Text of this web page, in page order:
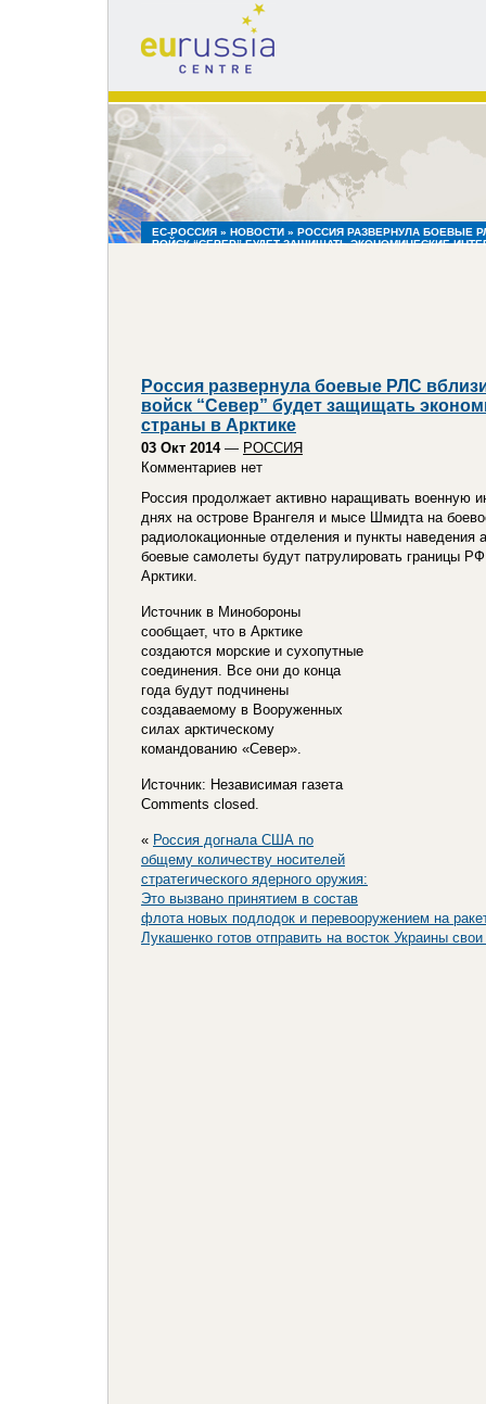
eurussia
centre
ЕС-РОССИЯ » НОВОСТИ » РОССИЯ РАЗВЕРНУЛА БОЕВЫЕ
ВОЙСК “СЕВЕР” БУДЕТ ЗАЩИЩАТЬ ЭКОНОМИЧЕСКИЕ
Россия развернула боевые РЛС
войск “Север” будет защищать
страны в Арктике
03 Окт 2014— РОССИЯ
Комментариев нет
Россия продолжает активно наращивать военную
днях на острове Врангеля и мысе Шмидта на
радиолокационные отделения и пункты наведения
боевые самолеты будут патрулировать границы
Арктики.
Источник в Минобороны
сообщает, что в Арктике
создаются морские и сухопутные
соединения. Все они до конца
года будут подчинены
создаваемому в Вооруженных
силах арктическому
командованию «Север».
Источник: Независимая газета
Comments closed.
« Россия догнала США по
общему количеству носителей
стратегического ядерного оружия:
Это вызвано принятием в состав
флота новых подлодок и перевооружением на
Лукашенко готов отправить на восток Украины свои